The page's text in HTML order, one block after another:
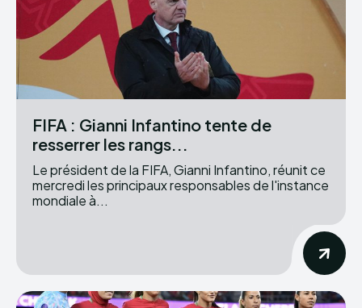
FIFA : Gianni Infantino tente de
resserrer les rangs...
Le président de la FIFA, Gianni Infantino, réunit ce
mercredi les principaux responsables de l'instance
mondiale à...